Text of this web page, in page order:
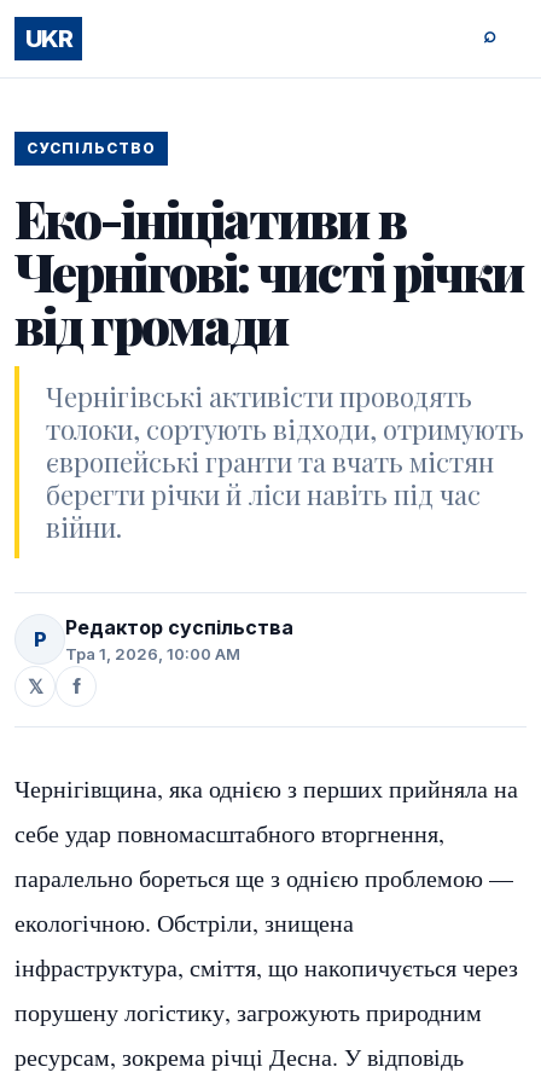
UKR ⌕
СУСПІЛЬСТВО
Еко-ініціативи в
Чернігові: чисті річки
від громади
Чернігівські активісти проводять
толоки, сортують відходи, отримують
європейські гранти та вчать містян
берегти річки й ліси навіть під час
війни.
Р Редактор суспільства
Тра 1, 2026, 10:00 AM
𝕏 f
Чернігівщина, яка однією з перших прийняла на
себе удар повномасштабного вторгнення,
паралельно бореться ще з однією проблемою —
екологічною. Обстріли, знищена
інфраструктура, сміття, що накопичується через
порушену логістику, загрожують природним
ресурсам, зокрема річці Десна. У відповідь